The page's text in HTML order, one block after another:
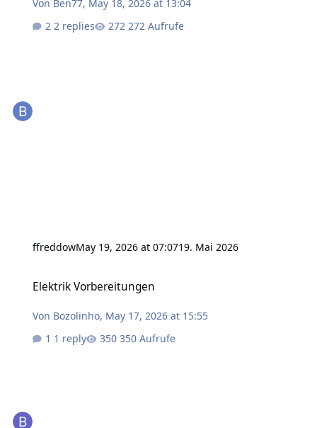
Von Ben77, May 18, 2026 at 13:04
2 replies
272 Aufrufe
ffreddowMay 19, 2026 at 07:0719. Mai 2026
Elektrik Vorbereitungen
Von Bozolinho, May 17, 2026 at 15:55
1 reply
350 Aufrufe